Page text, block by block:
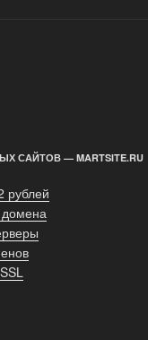
САЙТОВ — MARTSITE.RU
рублей
домена